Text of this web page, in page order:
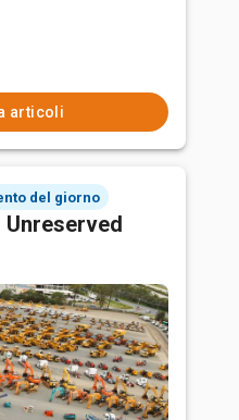
articoli
del giorno